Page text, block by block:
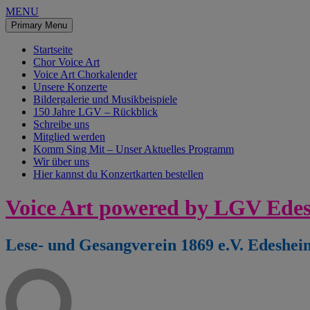
MENU
Primary Menu
Startseite
Chor Voice Art
Voice Art Chorkalender
Unsere Konzerte
Bildergalerie und Musikbeispiele
150 Jahre LGV – Rückblick
Schreibe uns
Mitglied werden
Komm Sing Mit – Unser Aktuelles Programm
Wir über uns
Hier kannst du Konzertkarten bestellen
Skip
to
Voice Art powered by LGV
Lese- und Gesangverein 1869 e.V.